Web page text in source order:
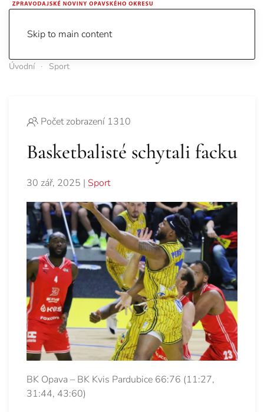
Skip to main content
Úvodní Sport
Počet zobrazení 1310
Basketbalisté schytali facku
30 zář, 2025 | Sport
BK Opava – BK Kvis Pardubice 66:76 (11:27,
31:44, 43:60)